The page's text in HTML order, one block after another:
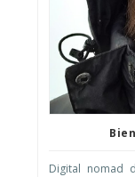
Digital nomad